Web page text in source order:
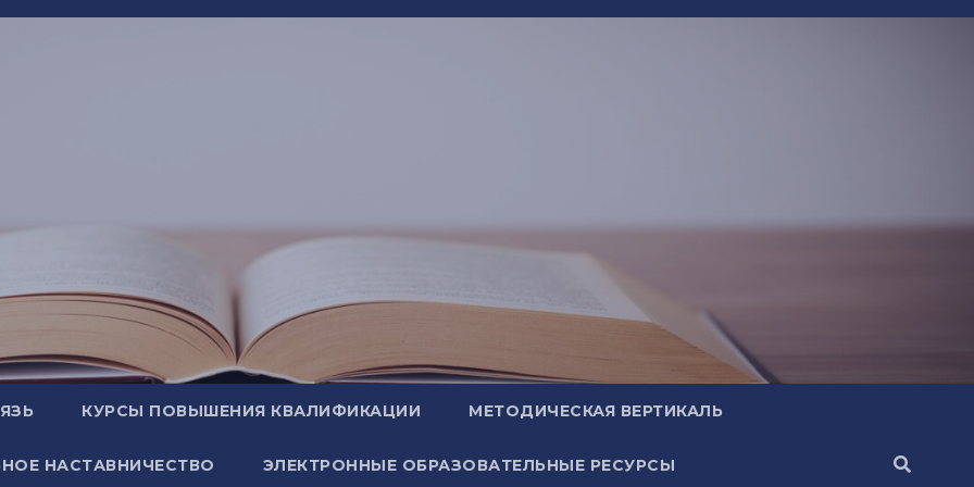
КУРСЫ ПОВЫШЕНИЯ КВАЛИФИКАЦИИ МЕТОДИЧЕСКАЯ ВЕРТИКАЛЬ
НАСТАВНИЧЕСТВО ЭЛЕКТРОННЫЕ ОБРАЗОВАТЕЛЬНЫЕ РЕСУРСЫ